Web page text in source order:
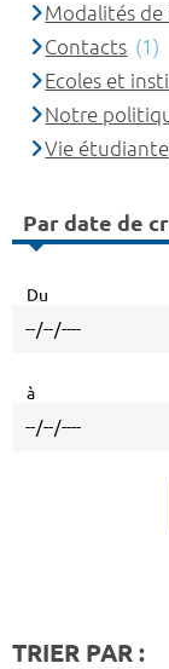
Modalités de
Contacts (1)
Ecoles et
Notre
Vie étudiante
Par date de
Du
à
TRIER PAR :